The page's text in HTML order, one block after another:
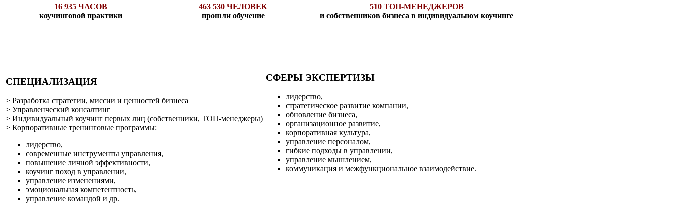
16 935 ЧАСОВ
коучинговой практики
463 530 ЧЕЛОВЕК
прошли обучение
510 ТОП-МЕНЕДЖЕРОВ
и собственников бизнеса в индивидуальном коучинге
СПЕЦИАЛИЗАЦИЯ
> Разработка стратегии, миссии и ценностей бизнеса
> Управленческий консалтинг
> Индивидуальный коучинг первых лиц (собственники, ТОП-менеджеры)
> Корпоративные тренинговые программы:
лидерство,
современные инструменты управления,
повышение личной эффективности,
коучинг поход в управлении,
управление изменениями,
эмоциональная компетентность,
управление командой и др.
СФЕРЫ ЭКСПЕРТИЗЫ
лидерство,
стратегическое развитие компании,
обновление бизнеса,
организационное развитие,
корпоративная культура,
управление персоналом,
гибкие подходы в управлении,
управление мышлением,
коммуникация и межфункциональное взаимодействие.